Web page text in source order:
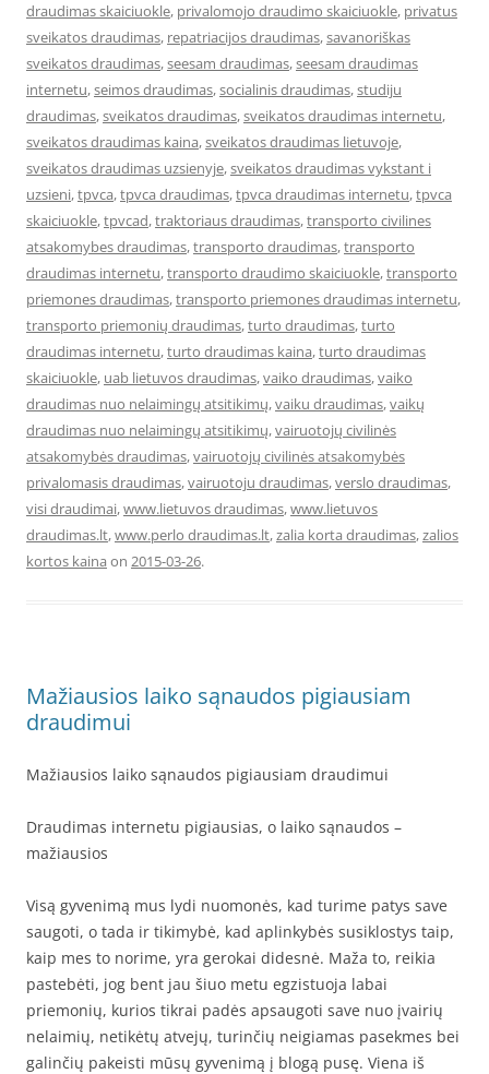
draudimas skaiciuokle, privalomojo draudimo skaiciuokle, privatus
sveikatos draudimas, repatriacijos draudimas,savanoriškas
sveikatos draudimas,seesam draudimas,seesam draudimas
internetu,seimos draudimas,socialinis draudimas,studiju
draudimas,sveikatos draudimas,sveikatos draudimas internetu,
sveikatos draudimas kaina,sveikatos draudimas lietuvoje,
sveikatos draudimas uzsienyje,sveikatos draudimas vykstant i
uzsieni,tpvca,tpvca draudimas,tpvca draudimas internetu,tpvca
skaiciuokle,tpvcad,traktoriaus draudimas,transporto civilines
atsakomybes draudimas,transporto draudimas,transporto
draudimas internetu,transporto draudimo skaiciuokle,transporto
priemones draudimas,transporto priemones draudimas internetu,
transporto priemonių draudimas,turto draudimas,turto
draudimas internetu,turto draudimas kaina,turto draudimas
skaiciuokle, uab lietuvos draudimas,vaiko draudimas,vaiko
draudimas nuo nelaimingų atsitikimų,vaiku draudimas,vaikų
draudimas nuo nelaimingų atsitikimų,vairuotojų civilinės
atsakomybės draudimas,vairuotojų civilinės atsakomybės
privalomasis draudimas,vairuotoju draudimas,verslo draudimas,
visi draudimai,www.lietuvos draudimas,www.lietuvos
draudimas.lt,www.perlo draudimas.lt,zalia korta draudimas,zalios
kortos kaina on 2015-03-26.
Mažiausios laiko sąnaudos pigiausiam
draudimui
Mažiausios laiko sąnaudos pigiausiam draudimui
Draudimas internetu pigiausias, o laiko sąnaudos –
mažiausios
Visą gyvenimą mus lydi nuomonės, kad turime patys save
saugoti, o tada ir tikimybė, kad aplinkybės susiklostys taip,
kaip mes to norime, yra gerokai didesnė. Maža to, reikia
pastebėti, jog bent jau šiuo metu egzistuoja labai
priemonių, kurios tikrai padės apsaugoti save nuo įvairių
nelaimių, netikėtų atvejų, turinčių neigiamas pasekmes bei
galinčių pakeisti mūsų gyvenimą į blogą pusę. Viena iš